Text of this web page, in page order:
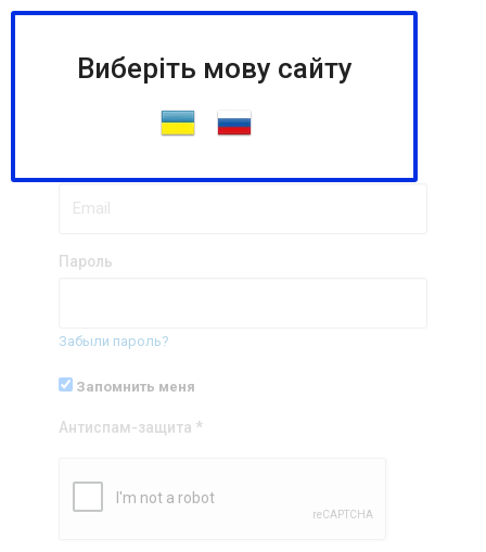
Логин
Пароль
Забыли пароль?
Запомнить меня
Антиспам-защита *
Виберіть мову сайту